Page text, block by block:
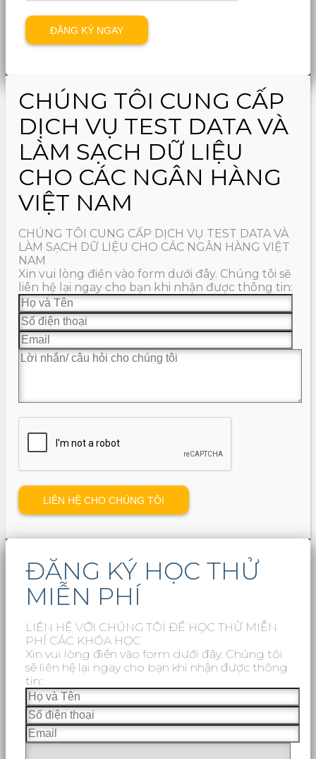
CHÚNG TÔI CUNG CẤP
DỊCH VỤ TEST DATA VÀ
LÀM SẠCH DỮ LIỆU
CHO CÁC NGÂN HÀNG
VIỆT NAM
CHÚNG TÔI CUNG CẤP DỊCH VỤ TEST DATA VÀ
LÀM SẠCH DỮ LIỆU CHO CÁC NGÂN HÀNG VIỆT
NAM
Xin vui lòng điền vào form dưới đây. Chúng tôi sẽ
liên hệ lại ngay cho bạn khi nhận được thông tin:
ĐĂNG KÝ HỌC THỬ
MIỄN PHÍ
LIÊN HỆ VỚI CHÚNG TÔI ĐỂ HỌC THỬ MIỄN
PHÍ CÁC KHÓA HỌC
Xin vui lòng điền vào form dưới đây. Chúng tôi
sẽ liên hệ lại ngay cho bạn khi nhận được thông
tin: